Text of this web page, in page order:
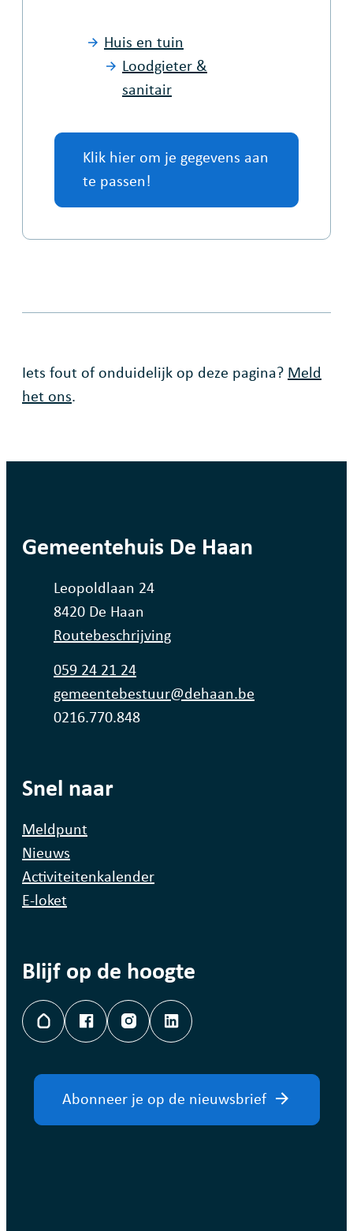
Huis en tuin
Loodgieter &
sanitair
Klik hier om je gegevens aan
te passen!
Fout op deze pagina
Iets fout of onduidelijk op deze pagina? Meld
het ons.
contact
Gemeentehuis De Haan
AdresLeopoldlaan 24
,8420 De Haan
Routebeschrijving
059 24 21 24
E-mailgemeentebestuur@dehaan.be
Ondernemingsnummer
0216.770.848
Snel naar
Meldpunt
Nieuws
Activiteitenkalender
E-loket
Blijf op de hoogte
Hoplr FacebookInstagramLinkedIn
Abonneer je op de nieuwsbrief